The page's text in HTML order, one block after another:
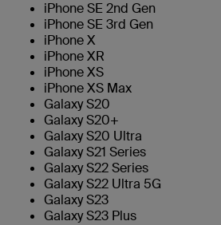
iPhone SE 2nd Gen
iPhone SE 3rd Gen
iPhone X
iPhone XR
iPhone XS
iPhone XS Max
Galaxy S20
Galaxy S20+
Galaxy S20 Ultra
Galaxy S21 Series
Galaxy S22 Series
Galaxy S22 Ultra 5G
Galaxy S23
Galaxy S23 Plus